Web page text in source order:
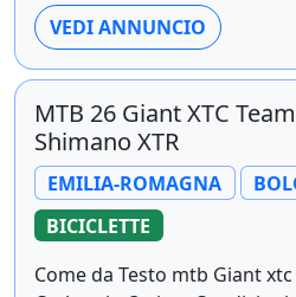
VEDI ANNUNCIO
MTB 26 Giant XTC
Shimano XTR
EMILIA-ROMAGNA
BICICLETTE
Come da Testo mtb Giant